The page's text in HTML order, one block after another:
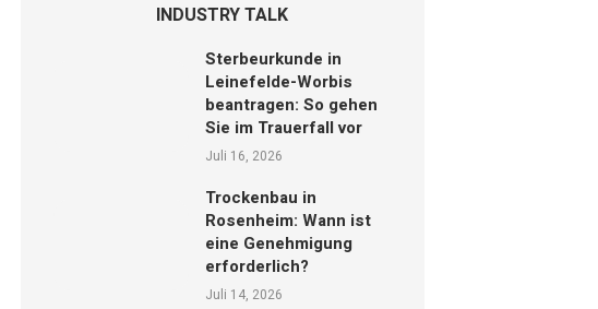
INDUSTRY TALK
Sterbeurkunde in
Leinefelde-Worbis
beantragen: So gehen
Sie im Trauerfall vor
Juli 16, 2026
Trockenbau in
Rosenheim: Wann ist
eine Genehmigung
erforderlich?
Juli 14, 2026